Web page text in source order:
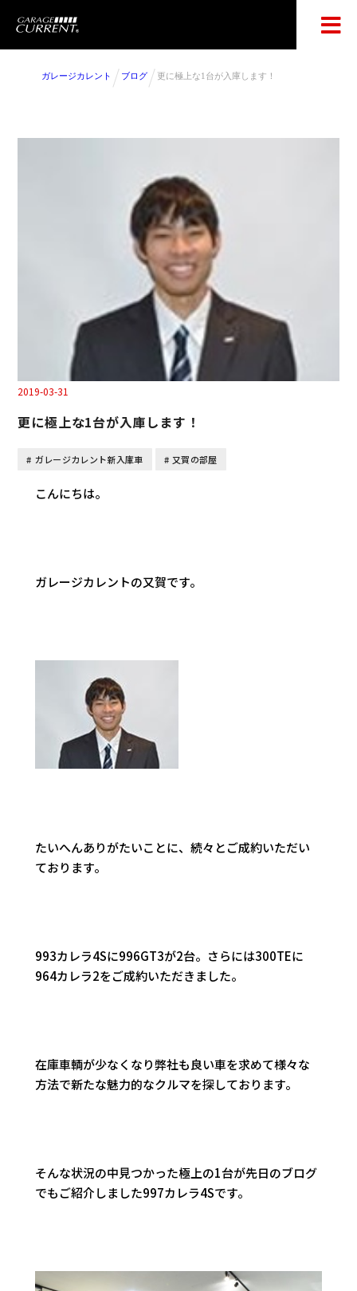
ガレージカレント ブログ 更に極上な1台が入庫します！
2019-03-31
更に極上な1台が入庫します！
ガレージカレント新入庫車 又賀の部屋
こんにちは。
ガレージカレントの又賀です。
たいへんありがたいことに、続々とご成約いただい
ております。
993カレラ4Sに996GT3が2台。さらには300TEに
964カレラ2をご成約いただきました。
在庫車輌が少なくなり弊社も良い車を求めて様々な
方法で新たな魅力的なクルマを探しております。
そんな状況の中見つかった極上の1台が先日のブログ
でもご紹介しました997カレラ4Sです。